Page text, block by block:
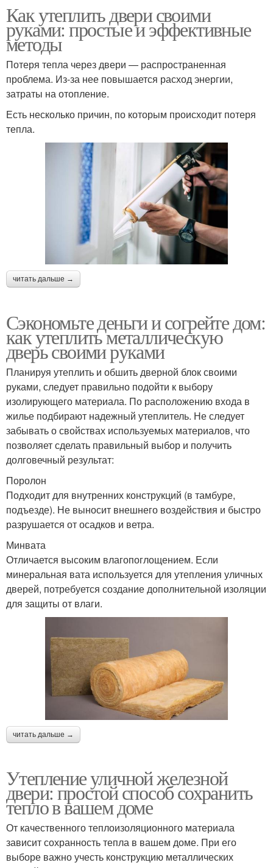
Как утеплить двери своими
руками: простые и эффективные
методы
Потеря тепла через двери — распространенная
проблема. Из-за нее повышается расход энергии,
затраты на отопление.
Есть несколько причин, по которым происходит потеря
тепла.
читать дальше →
Сэкономьте деньги и согрейте дом:
как утеплить металлическую
дверь своими руками
Планируя утеплить и обшить дверной блок своими
руками, следует правильно подойти к выбору
изолирующего материала. По расположению входа в
жилье подбирают надежный утеплитель. Не следует
забывать о свойствах используемых материалов, что
позволяет сделать правильный выбор и получить
долговечный результат:
Поролон
Подходит для внутренних конструкций (в тамбуре,
подъезде). Не выносит внешнего воздействия и быстро
разрушается от осадков и ветра.
Минвата
Отличается высоким влагопоглощением. Если
минеральная вата используется для утепления уличных
дверей, потребуется создание дополнительной изоляции
для защиты от влаги.
читать дальше →
Утепление уличной железной
двери: простой способ сохранить
тепло в вашем доме
От качественного теплоизоляционного материала
зависит сохранность тепла в вашем доме. При его
выборе важно учесть конструкцию металлических